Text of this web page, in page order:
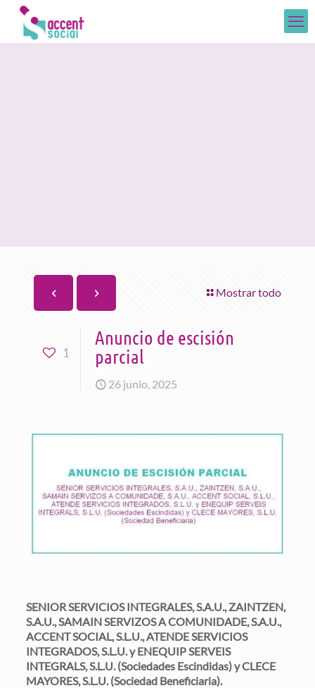
Mostrar todo
1
Anuncio de escisión
parcial
26 junio, 2025
SENIOR SERVICIOS INTEGRALES, S.A.U., ZAINTZEN,
S.A.U., SAMAIN SERVIZOS A COMUNIDADE, S.A.U.,
ACCENT SOCIAL, S.L.U., ATENDE SERVICIOS
INTEGRADOS, S.L.U. y ENEQUIP SERVEIS
INTEGRALS, S.L.U.(Sociedades Escindidas) y CLECE
MAYORES, S.L.U. (Sociedad Beneficiaria).